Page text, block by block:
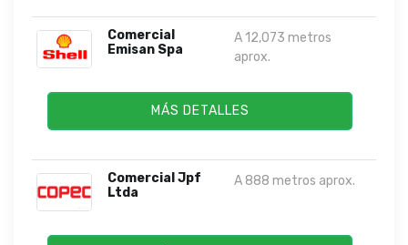
Comercial
Emisan Spa
A 12,073 metros
aprox.
MÁS DETALLES
Comercial Jpf
Ltda
A 888 metros aprox.